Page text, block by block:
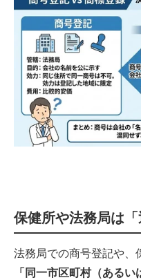
保健所や法務局は
法務局での商号登記や、
「同一市区町村（ある